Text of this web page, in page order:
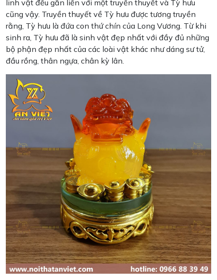
linh vật đều gắn liền với một truyền thuyết và Tỳ hưu
cũng vậy. Truyền thuyết về Tỳ hưu được tương truyền
rằng, Tỳ hưu là đứa con thứ chín của Long Vương. Từ khi
sinh ra, Tỳ hưu đã là sinh vật đẹp nhất với đầy đủ những
bộ phận đẹp nhất của các loài vật khác như dáng sư tử,
đầu rồng, thân ngựa, chân kỳ lân.